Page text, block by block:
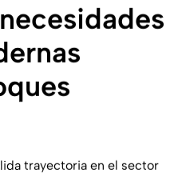
trayectoria en el sector